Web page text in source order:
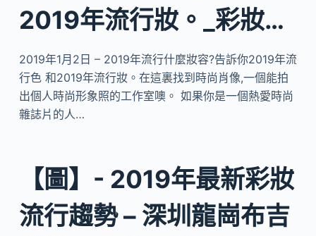
2019年流行妝。_彩妝…
2019年1月2日 – 2019年流行什麼妝容?告訴你2019年流
行色 和2019年流行妝。在這裏找到時尚肖像,一個能拍
出個人時尚形象照的工作室噢。 如果你是一個熱愛時尚
雜誌片的人…
【圖】- 2019年最新彩妝
流行趨勢 – 深圳龍崗布吉